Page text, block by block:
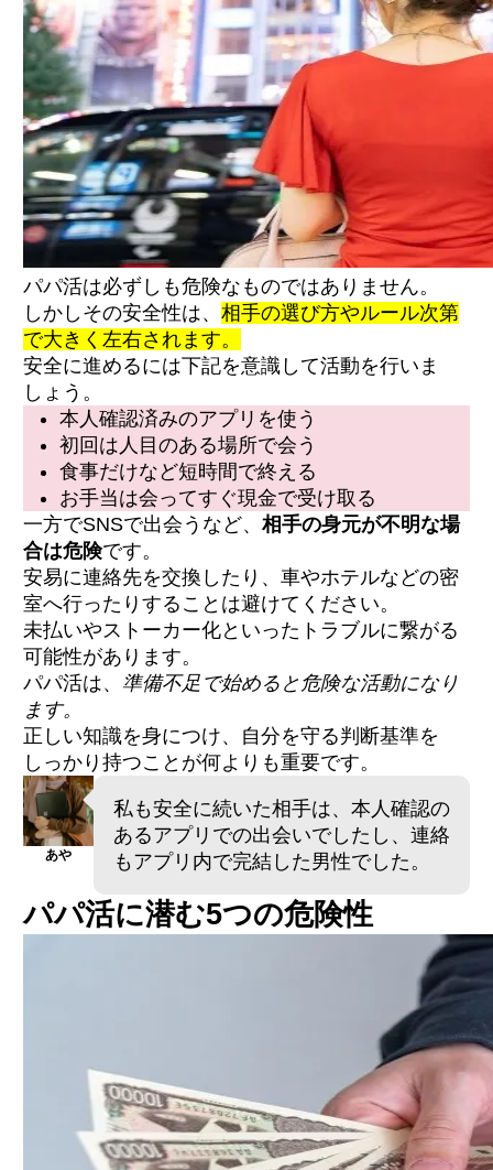
【精神・身体的被害】高圧的な態度・暴言が
出る男性の特徴と注意点
【時間・金銭的被害】約束を守らない・時間
を浪費させるパパ
体験談1：信用していたパパと音信不通になっ
た話
体験談2：優しいと思っていたパパにホテルへ
連れ込まれそうになった話
体験談3：「LINE教えて」に応じてストーカー
化された話
安全なアプリ・サイトを選ぶ
個人情報を守り抜く
会う前にルールを明確にする
1.警察（110番・最寄りの警察署）
2.24時間女性相談窓口（ハートさん / DV相談
ナビ#8008）
3.弁護士（法テラス / 無料法律相談）
4.パパ活アプリの運営（通報・緊急問い合わ
せ）
Q. 安全に活動できるパパ活アプリはあります
か？
Q. パパ活は犯罪になりますか？
パパ活は必ずしも危険なものではありません。
しかしその安全性は、 相手の選び方やルール次第
で大きく左右されます。
安全に進めるには下記を意識して活動を行いま
しょう。
本人確認済みのアプリを使う
初回は人目のある場所で会う
食事だけなど短時間で終える
お手当は会ってすぐ現金で受け取る
一方でSNSで出会うなど、 相手の身元が不明な場
合は危険です。
安易に連絡先を交換したり、車やホテルなどの密
室へ行ったりすることは避けてください。
未払いやストーカー化といったトラブルに繋がる
可能性があります。
パパ活は、 準備不足で始めると危険な活動になり
ます。
正しい知識を身につけ、自分を守る判断基準を
しっかり持つことが何よりも重要です。
あや
私も安全に続いた相手は、本人確認の
あるアプリでの出会いでしたし、連絡
もアプリ内で完結した男性でした。
パパ活に潜む5つの危険性